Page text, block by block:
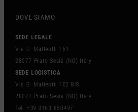
DOVE SIAMO
SEDE LEGALE
Via G. Matteotti 151
28077 Prato Sesia (NO) Italy
SEDE LOGISTICA
Via G. Matteotti 102 BIS
28077 Prato Sesia (NO) Italy
Tel. +39 0163 850497